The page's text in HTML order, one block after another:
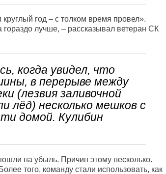
год – с толком время провел».
лучше, – рассказывал ветеран СК
когда увидел, что
в перерыве между
(лезвия заливочной
лёд) несколько мешков с
домой. Кулибин
на убыль. Причин этому несколько.
того, команду стали использовать, как